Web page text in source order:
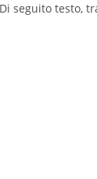
Di seguito testo,